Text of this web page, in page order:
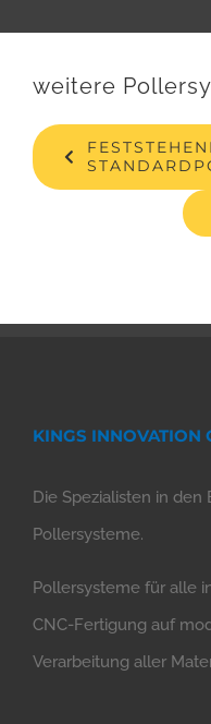
weitere
KINGS INNOVATION
Die Spezialisten in
Pollersysteme.
Pollersysteme für alle
CNC-Fertigung auf
Verarbeitung aller